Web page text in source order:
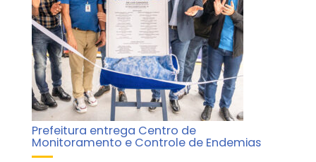
Prefeitura entrega Centro de
Monitoramento e Controle de Endemias